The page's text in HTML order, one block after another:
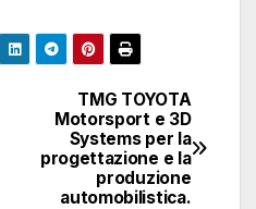
TMG TOYOTA
Motorsport e 3D
Systems per la
progettazione e la
produzione
automobilistica.